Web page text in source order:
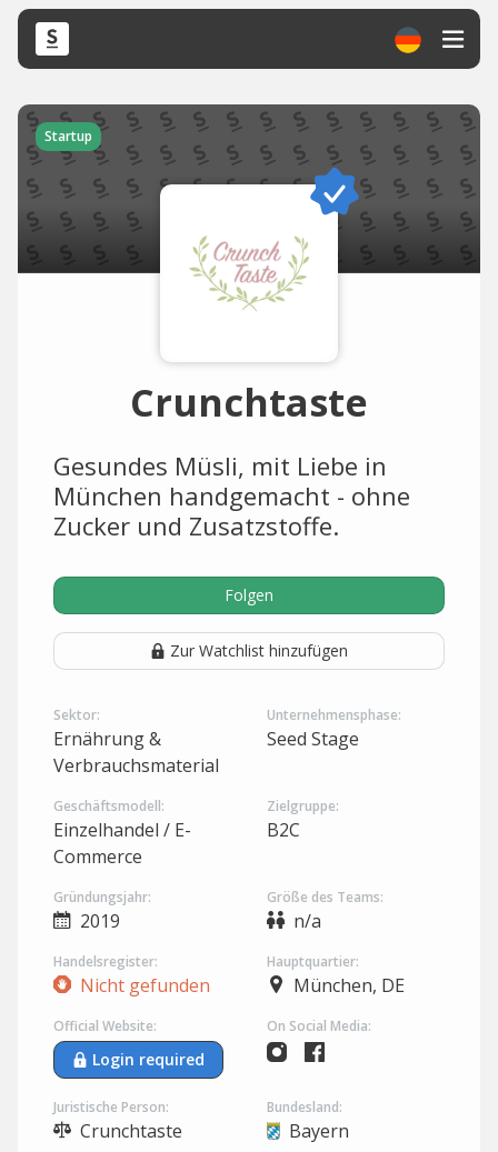
Startup
Crunchtaste
Gesundes Müsli, mit Liebe in
München handgemacht - ohne
Zucker und Zusatzstoffe.
Folgen
Zur Watchlist hinzufügen
Sektor:
Ernährung &
Verbrauchsmaterial
Unternehmensphase:
Seed Stage
Geschäftsmodell:
Einzelhandel / E-
Commerce
Zielgruppe:
B2C
Gründungsjahr:
2019
Größe des Teams:
n/a
Handelsregister:
Nicht gefunden
Hauptquartier:
München, DE
Official Website:
Login required
On Social Media:
Juristische Person:
Crunchtaste
Bundesland:
Bayern